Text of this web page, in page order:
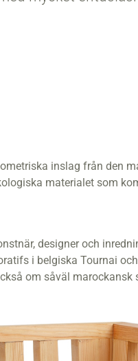
inslag från den
materialet som
designer och
i belgiska Tournai
om såväl marockansk